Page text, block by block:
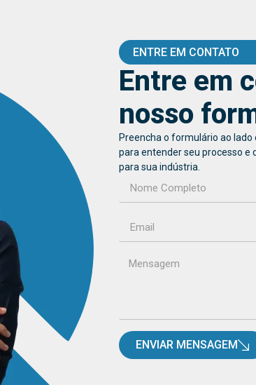
ENTRE EM CONTATO
Entre em
nosso
Preencha o formulário ao
para entender seu processo e
para sua indústria.
ENVIAR MENSAGEM